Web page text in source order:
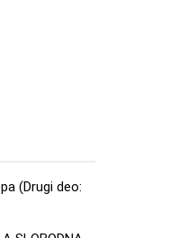
(Drugi deo: